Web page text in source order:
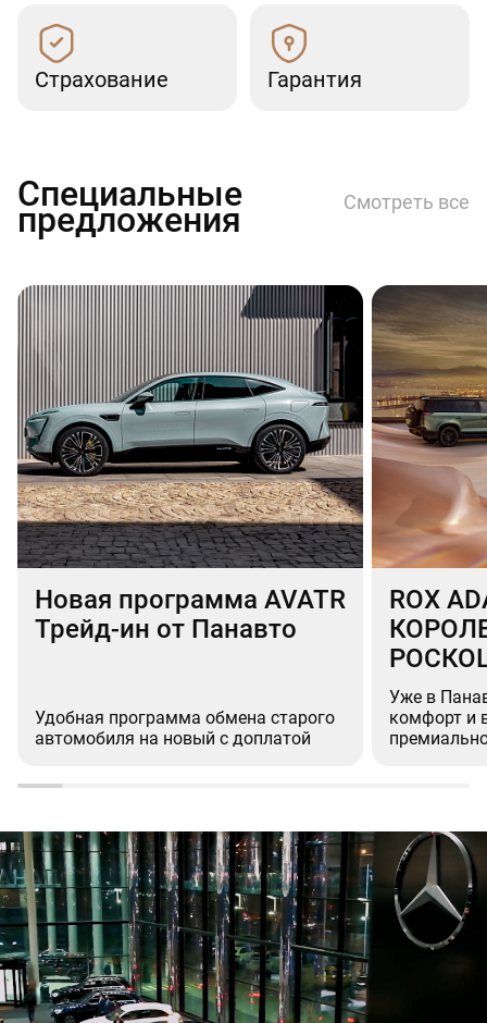
Страхование Гарантия
Специальные
предложения Смотреть все
Новая программа AVATR
Трейд-ин от Панавто
Удобная программа обмена старого
автомобиля на новый с доплатой
ROX
Уже в
комфорт и